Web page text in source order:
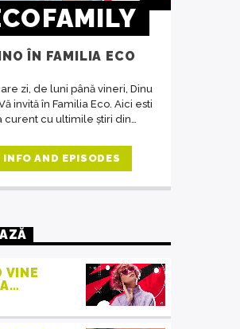
ÎN FAMILIA ECO
zi, de luni până vineri, Dinu
invită în Familia Eco. Aici esti
curent cu ultimile știri din
interviurilor de la ora 14,
emisiunii ne crează acea
INFO AND EPISODES
VINE